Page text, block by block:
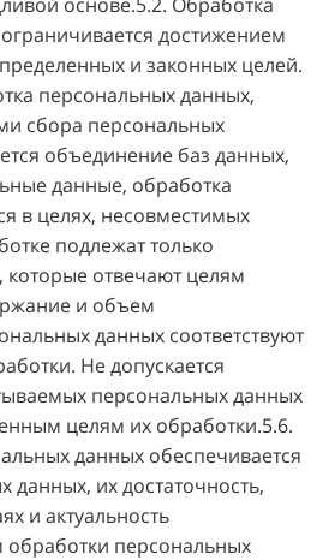
достижением
и законных целей.
персональных данных,
сбора персональных
объединение баз данных,
данные, обработка
в целях, несовместимых
подлежат только
отвечают целям
и объем
данных соответствуют
Не допускается
персональных данных
целям их обработки.5.6.
данных обеспечивается
данных, их достаточность,
и актуальность
персональных